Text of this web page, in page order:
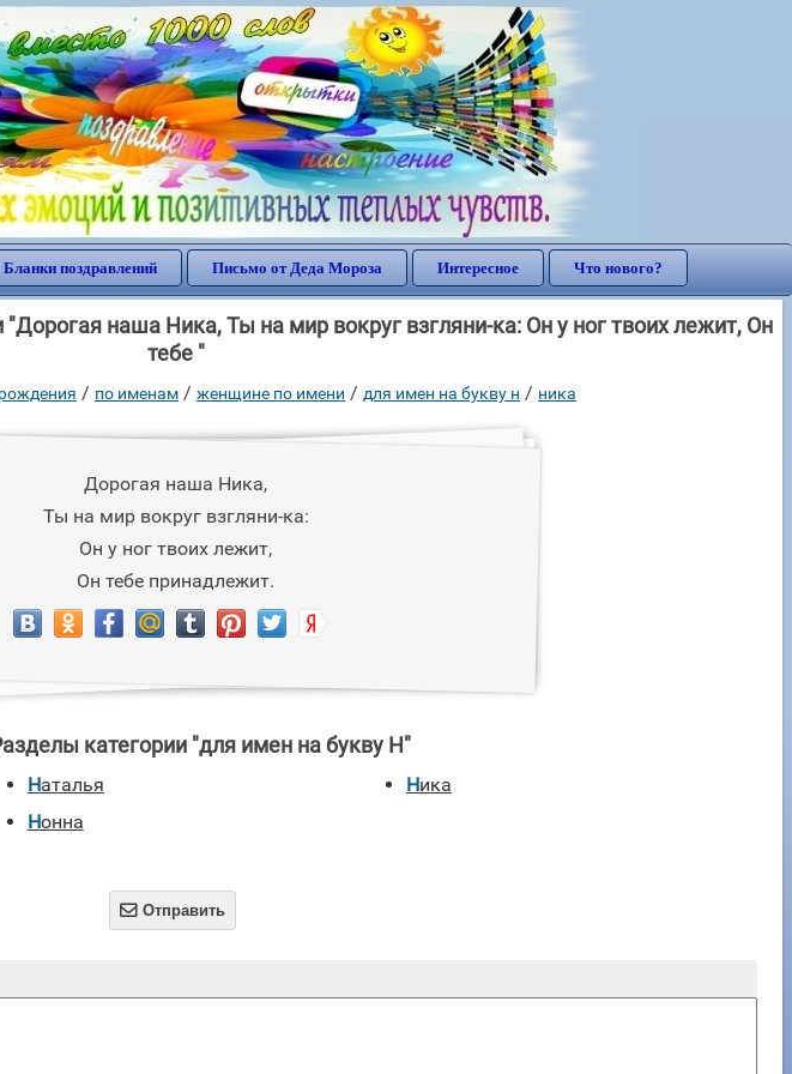
Бланки поздравлений Письмо от Деда Мороза Интересное Что нового?
наша Ника, Ты на мир вокруг взгляни-ка: Он у ног твоих лежит, Он
тебе "
/ по именам / женщине по имени / для имен на букву н / ника
Дорогая наша Ника,
Ты на мир вокруг взгляни-ка:
Он у ног твоих лежит,
Он тебе принадлежит.
категории "для имен на букву Н"
Наталья
Ника
Нонна
 Отправить